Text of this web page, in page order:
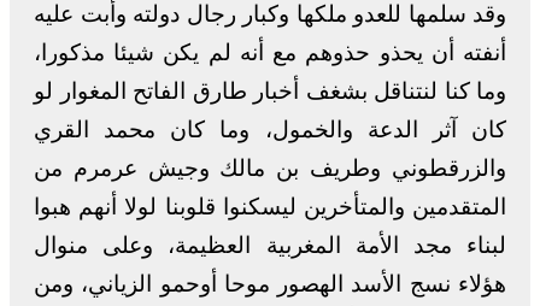
وقد سلمها للعدو ملكها وكبار رجال دولته وأبت عليه
أنفته أن يحذو حذوهم مع أنه لم يكن شيئا مذكورا،
وما كنا لنتناقل بشغف أخبار طارق الفاتح المغوار لو
كان آثر الدعة والخمول، وما كان محمد القري
والزرقطوني وطريف بن مالك وجيش عرمرم من
المتقدمين والمتأخرين ليسكنوا قلوبنا لولا أنهم هبوا
لبناء مجد الأمة المغربية العظيمة، وعلى منوال
هؤلاء نسج الأسد الهصور موحا أوحمو الزياني، ومن